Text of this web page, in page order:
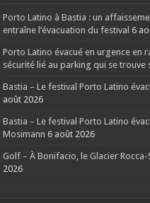
Porto Latino à Bastia : un
entraîne l’évacuation du festival 6
Porto Latino évacué en urgence en
sécurité lié au parking qui se trouve
Bastia – Le festival Porto Latino
août 2026
Bastia – Le festival Porto Latino
Mosimann 6 août 2026
Golf – À Bonifacio, le Glacier
2026